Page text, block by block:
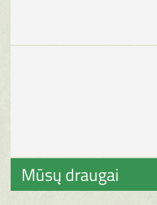
Mūsų draugai